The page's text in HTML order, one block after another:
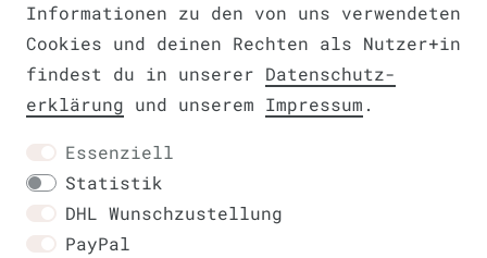
Informationen zu den von uns verwendeten
Cookies und deinen Rechten als Nutzer+in
findest du in unserer Daten­schutz­
erklärung und unserem Impressum .
Essenziell
Statistik
DHL Wunschzustellung
PayPal
Kontakt